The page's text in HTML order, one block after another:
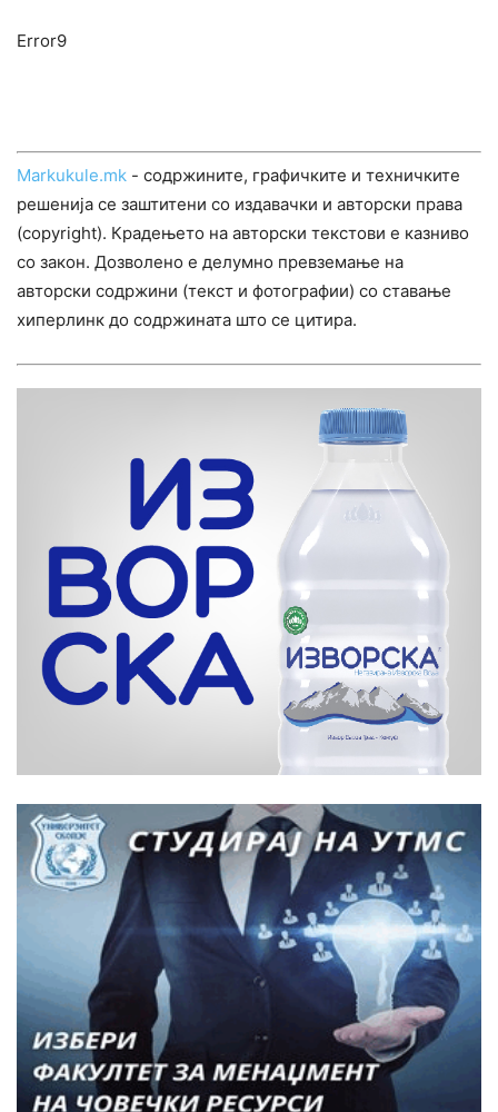
Error9
Markukule.mk - содржините, графичките и техничките
решенија се заштитени со издавачки и авторски права
(copyright). Крадењето на авторски текстови е казниво
со закон. Дозволено е делумно превземање на
авторски содржини (текст и фотографии) со ставање
хиперлинк до содржината што се цитира.